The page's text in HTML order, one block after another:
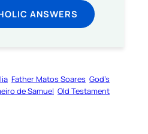
ANSWERS
Father Matos Soares God’s
de Samuel Old Testament